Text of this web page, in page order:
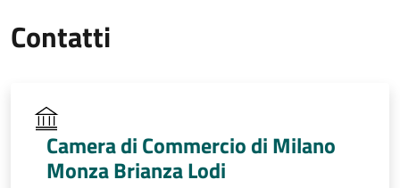
Contatti
Camera di Commercio di Milano
Monza Brianza Lodi